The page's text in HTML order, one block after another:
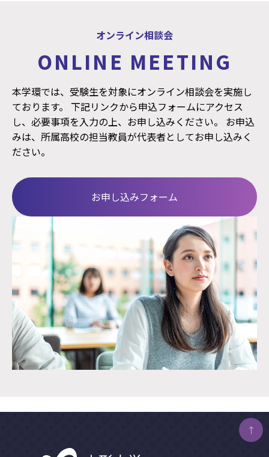
オンライン相談会
ONLINE MEETING
本学環では、受験生を対象にオンライン相談会を実施し
ております。 下記リンクから申込フォームにアクセス
し、必要事項を入力の上、お申し込みください。 お申込
みは、所属高校の担当教員が代表者としてお申し込みく
ださい。
お申し込みフォーム
↑